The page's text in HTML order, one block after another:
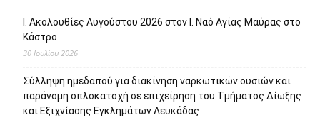
Ι. Ακολουθίες Αυγούστου 2026 στον Ι. Ναό Αγίας Μαύρας στο
Κάστρο
30 Ιουλίου 2026
Σύλληψη ημεδαπού για διακίνηση ναρκωτικών ουσιών και
παράνομη οπλοκατοχή σε επιχείρηση του Τμήματος Δίωξης
και Εξιχνίασης Εγκλημάτων Λευκάδας